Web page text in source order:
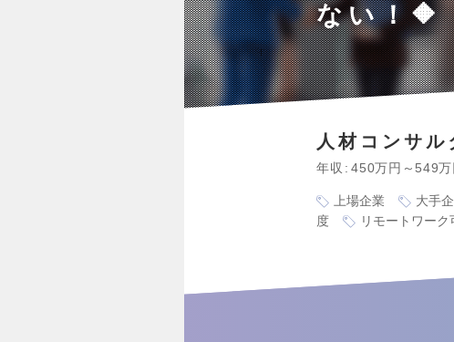
ない！🔶
人材コンサ
年収 450万円～549万
上場企業 大手
度
リモートワーク